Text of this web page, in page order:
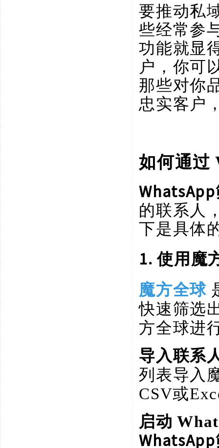
要推动私
些经常参
功能就显
户，你可
那些对你
忠实客户
如何通过
的联系人
下是具体
1. 使用魔
魔方全球
快速筛选
方全球进
导入联系
列表导入
CSV或
启动